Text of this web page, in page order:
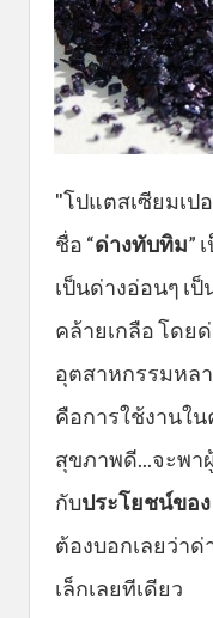
"โปแตสเซียมเป
ชื่อ “ด่างทับทิม”
เป็นด่างอ่อนๆ เ
คล้ายเกลือ โดย
อุตสาหกรรมหล
คือการใช้งานใน
สุขภาพดี...จะพา
กับประโยชน์ขอ
ต้องบอกเลยว่า
เล็กเลยทีเดียว